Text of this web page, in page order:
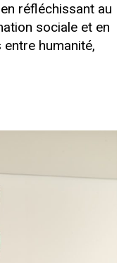
réfléchissant au
sociale et en
humanité,